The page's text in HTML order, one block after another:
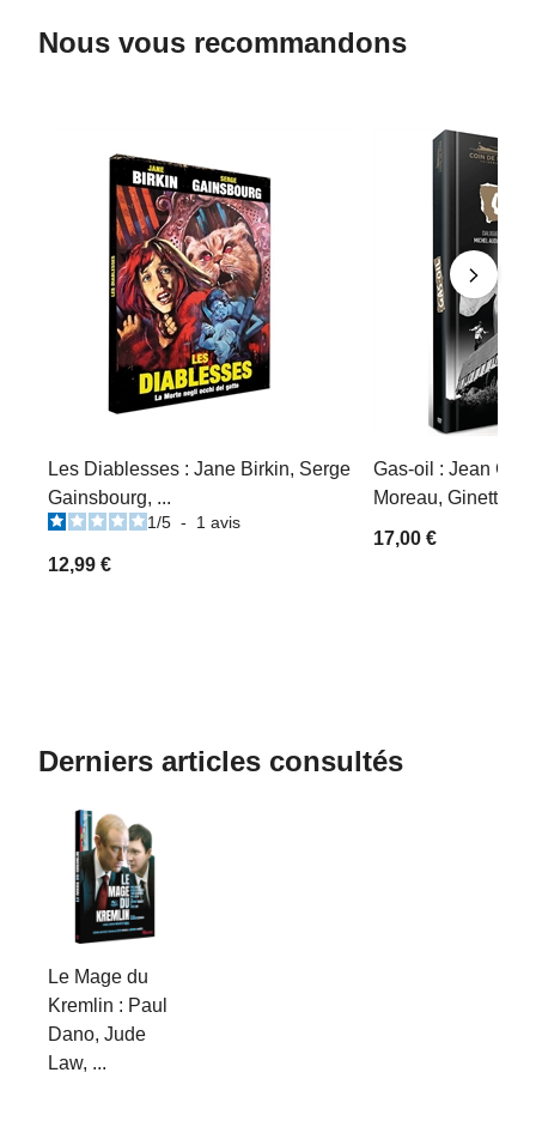
Nous vous recommandons
Les Diablesses : Jane Birkin, Serge
Gainsbourg, ...
1/5 - 1 avis
12,99 €
Gas-oil : Jean
Moreau, Ginette
17,00 €
Derniers articles consultés
Le Mage du
Kremlin : Paul
Dano, Jude
Law, ...